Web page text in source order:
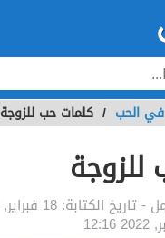
الحب / كلمات حب للزوجة
- تاريخ الكتابة: 18 فبراير, 2021 7:00